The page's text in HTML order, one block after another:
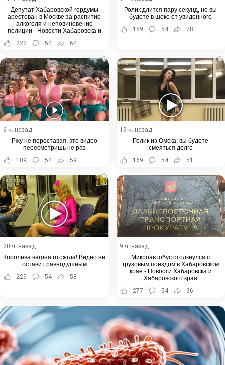
Депутат Хабаровской гордумы
арестован в Москве за распитие
алкоголя и неповиновение
полиции - Новости Хабаровска и
222 54 64
Ролик длится пару секунд, но вы
будете в шоке от увиденного
159
54 78
i
6 ч. назад
Ржу не переставая, это видео
пересмотришь не раз
109
54 59
i
19 ч. назад
Ролик из Омска: вы будете
смеяться долго
169
54 51
i
20 ч. назад
Королева вагона отожгла! Видео не
оставит равнодушным
229
54 58
9 ч. назад
Микроавтобус столкнулся с
грузовым поездом в Хабаровском
крае - Новости Хабаровска и
Хабаровского края
277
54 36